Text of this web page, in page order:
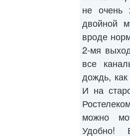
не очень
двойной
вроде
2-мя
все
дождь,
И на
можно
Удобно!